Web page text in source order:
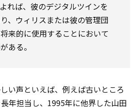
れば、彼のデジタルツインを
、ウィリスまたは彼の管理団
来的に使用することにおいて
ある。
い声といえば、例えば古いところ
年担当し、1995年に他界した山田